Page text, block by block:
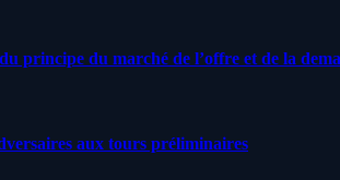
principe du marché de l’offre et de la
aux tours préliminaires